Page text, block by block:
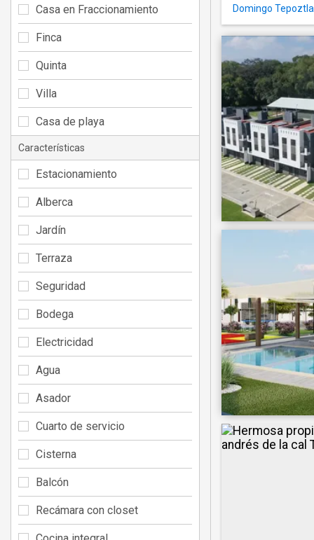
Domingo
Casa en Fraccionamiento
Finca
Quinta
Villa
Casa de playa
Características
Estacionamiento
Alberca
Jardín
Terraza
Seguridad
Bodega
Electricidad
Agua
Asador
Cuarto de servicio
Cisterna
Balcón
Recámara con closet